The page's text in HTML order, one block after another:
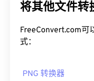
RGB或RGBA颜色，
如，尝试我们的GIF
包括：此外，PNG 是
将其他文件转
FreeConvert.com可
式：
PNG 转换器